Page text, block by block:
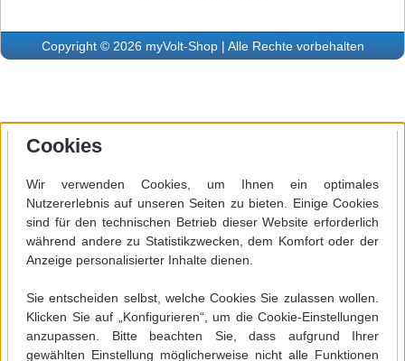
Copyright © 2026 myVolt-Shop | Alle Rechte vorbehalten
Cookies
Wir verwenden Cookies, um Ihnen ein optimales
Nutzererlebnis auf unseren Seiten zu bieten. Einige Cookies
sind für den technischen Betrieb dieser Website erforderlich
während andere zu Statistikzwecken, dem Komfort oder der
Anzeige personalisierter Inhalte dienen.
Sie entscheiden selbst, welche Cookies Sie zulassen wollen.
Klicken Sie auf „Konfigurieren“, um die Cookie-Einstellungen
anzupassen. Bitte beachten Sie, dass aufgrund Ihrer
gewählten Einstellung möglicherweise nicht alle Funktionen